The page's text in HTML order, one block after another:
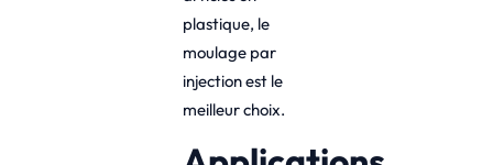
plastique, le
moulage par
injection est le
meilleur choix.